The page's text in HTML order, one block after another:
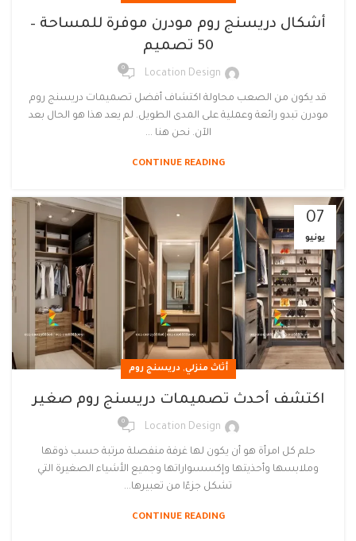
أشكال دريسنج روم مودرن موفرة للمساحة –
50 تصميم
Location Design
0
قد يكون من الصعب محاولة اكتشاف أفضل تصميمات دريسنج روم
مودرن تبدو رائعة وعملية على المدى الطويل. لم يعد هذا هو الحال بعد
الآن. نحن هنا ...
CONTINUE READING
07
يونيو
أثاث منزلي, دريسنج روم
اكتشف أحدث تصميمات دريسنج روم صغير
Location Design
0
حلم كل امرأة هو أن يكون لها غرفة منفصلة مرتبة حسب ذوقها
وملابسها وأحذيتها وإكسسواراتها وجميع الأشياء الصغيرة التي
تشكل جزءًا من تعبيرها...
CONTINUE READING